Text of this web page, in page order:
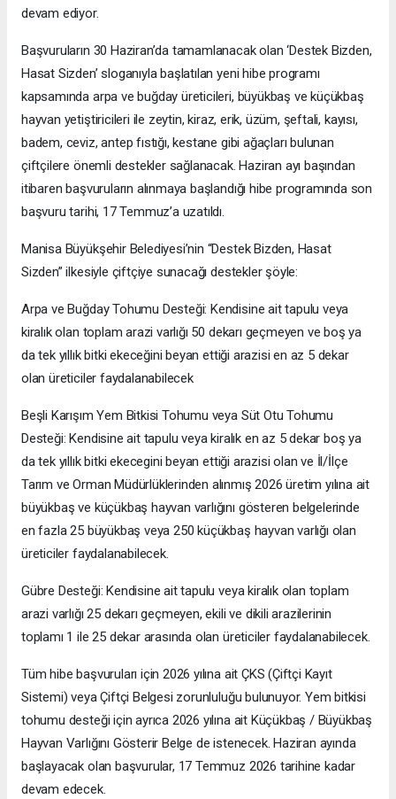
devam ediyor.
Başvuruların 30 Haziran’da tamamlanacak olan ‘Destek Bizden,
Hasat Sizden’ sloganıyla başlatılan yeni hibe programı
kapsamında arpa ve buğday üreticileri, büyükbaş ve küçükbaş
hayvan yetiştiricileri ile zeytin, kiraz, erik, üzüm, şeftali, kayısı,
badem, ceviz, antep fıstığı, kestane gibi ağaçları bulunan
çiftçilere önemli destekler sağlanacak. Haziran ayı başından
itibaren başvuruların alınmaya başlandığı hibe programında son
başvuru tarihi, 17 Temmuz’a uzatıldı.
Manisa Büyükşehir Belediyesi’nin “Destek Bizden, Hasat
Sizden” ilkesiyle çiftçiye sunacağı destekler şöyle:
Arpa ve Buğday Tohumu Desteği: Kendisine ait tapulu veya
kiralık olan toplam arazi varlığı 50 dekarı geçmeyen ve boş ya
da tek yıllık bitki ekeceğini beyan ettiği arazisi en az 5 dekar
olan üreticiler faydalanabilecek
Beşli Karışım Yem Bitkisi Tohumu veya Süt Otu Tohumu
Desteği: Kendisine ait tapulu veya kiralık en az 5 dekar boş ya
da tek yıllık bitki ekecegini beyan ettiği arazisi olan ve İl/İlçe
Tarım ve Orman Müdürlüklerinden alınmış 2026 üretim yılına ait
büyükbaş ve küçükbaş hayvan varlığını gösteren belgelerinde
en fazla 25 büyükbaş veya 250 küçükbaş hayvan varlığı olan
üreticiler faydalanabilecek.
Gübre Desteği: Kendisine ait tapulu veya kiralık olan toplam
arazi varlığı 25 dekarı geçmeyen, ekili ve dikili arazilerinin
toplamı 1 ile 25 dekar arasında olan üreticiler faydalanabilecek.
Tüm hibe başvuruları için 2026 yılına ait ÇKS (Çiftçi Kayıt
Sistemi) veya Çiftçi Belgesi zorunluluğu bulunuyor. Yem bitkisi
tohumu desteği için ayrıca 2026 yılına ait Küçükbaş / Büyükbaş
Hayvan Varlığını Gösterir Belge de istenecek. Haziran ayında
başlayacak olan başvurular, 17 Temmuz 2026 tarihine kadar
devam edecek.